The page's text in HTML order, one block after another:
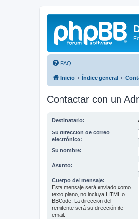
FAQ
Inicio Índice general
Contactar con un
Destinatario:
Su dirección de correo
electrónico:
Su nombre:
Asunto:
Cuerpo del mensaje:
Este mensaje será enviado como
texto plano, no incluya HTML o
BBCode. La dirección del
remitente será su dirección de
email.